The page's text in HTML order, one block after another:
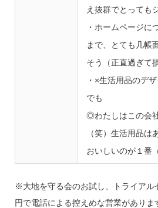
え抜群でとっても
・ホームページに
まで、とても几帳
そう（正直過ぎて
・×生活用品のデ
でも
◎わたしはこの会
（笑）生活用品は
おいしいのが１番
※大地を守る会のお試し、トライアル
円で電話による控えめな営業があり